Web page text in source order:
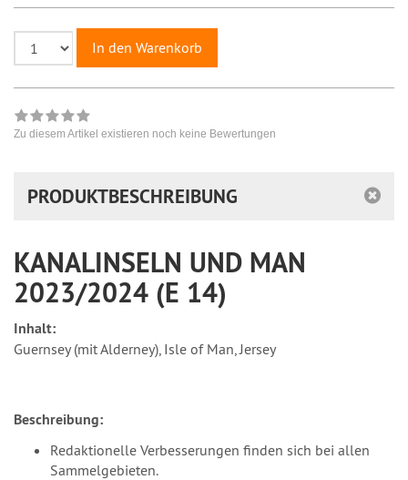
In den Warenkorb
Zu diesem Artikel existieren noch keine Bewertungen
PRODUKTBESCHREIBUNG
KANALINSELN UND MAN
2023/2024 (E 14)
Inhalt:
Guernsey (mit Alderney), Isle of Man, Jersey
Beschreibung:
Redaktionelle Verbesserungen finden sich bei allen
Sammelgebieten.